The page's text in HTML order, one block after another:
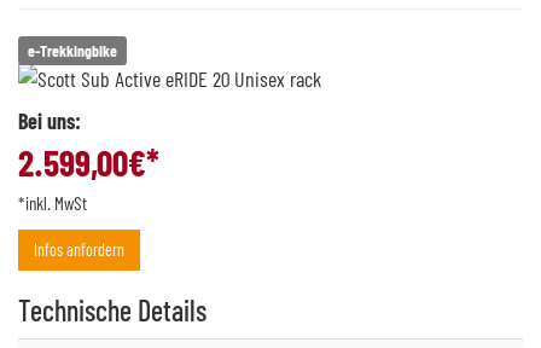
e-Trekkingbike
Bei uns:
2.599,00€*
*inkl. MwSt
Infos anfordern
Technische Details